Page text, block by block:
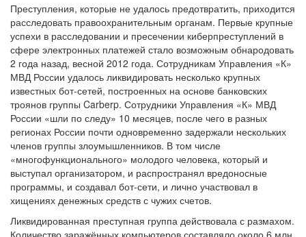
Преступления, которые не удалось предотвратить, приходится
расследовать правоохранительным органам. Первые крупные
успехи в расследовании и пресечении киберпреступлений в
сфере электронных платежей стало возможным обнародовать
2 года назад, весной 2012 года. Сотрудникам Управления «К»
МВД России удалось ликвидировать несколько крупных
известных бот-сетей, построенных на основе банковских
троянов группы Carberp. Сотрудники Управления «К» МВД
России «шли по следу» 10 месяцев, после чего в разных
регионах России почти одновременно задержали нескольких
членов группы злоумышленников. В том числе
«многофункционального» молодого человека, который и
выступал организатором, и распространял вредоносные
программы, и создавал бот-сети, и лично участвовал в
хищениях денежных средств с чужих счетов.
Ликвидированная преступная группа действовала с размахом.
Количество заражённых компьютеров составляло около 6 млн,